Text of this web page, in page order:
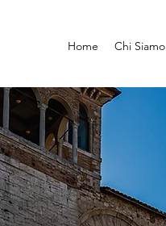
Home Chi Siamo